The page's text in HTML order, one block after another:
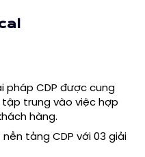
pháp CDP được cung
trung vào việc hợp
hàng.
nền tảng CDP với 03 giải